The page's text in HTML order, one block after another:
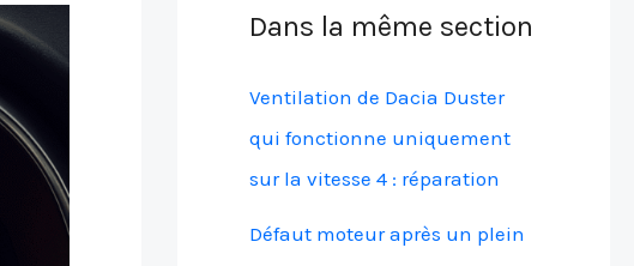
Dans la même section
Ventilation de Dacia Duster
qui fonctionne uniquement
sur la vitesse 4 : réparation
Défaut moteur après un plein